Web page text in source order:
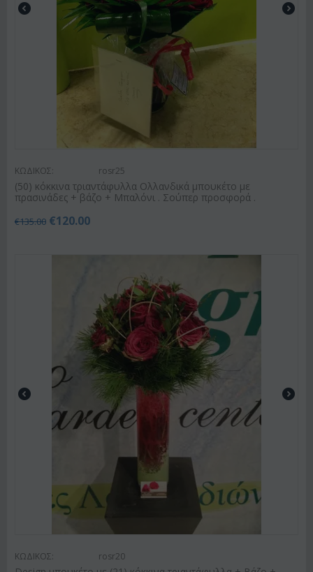
ΚΩΔΙΚΟΣ: rosr25
(50) κόκκινα τριαντάφυλλα Ολλανδικά μπουκέτο με
πρασινάδες + βάζο + Μπαλόνι . Σούπερ προσφορά .
€135.00 €120.00
ΚΩΔΙΚΟΣ: rosr20